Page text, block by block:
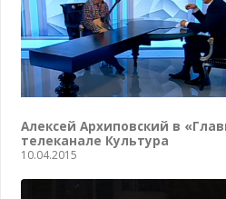
Алексей Архиповский в
телеканале Культура
10.04.2015